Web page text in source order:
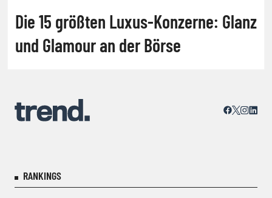
Die 15 größten Luxus-Konzerne: Glanz
und Glamour an der Börse
RANKINGS